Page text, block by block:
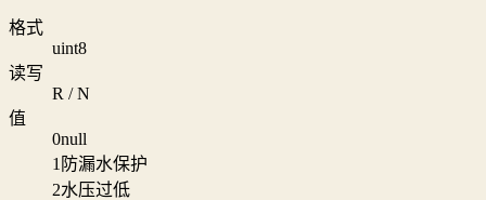
格式
uint8
读写
R / N
值
0null
1 防漏水保护
2水压过低